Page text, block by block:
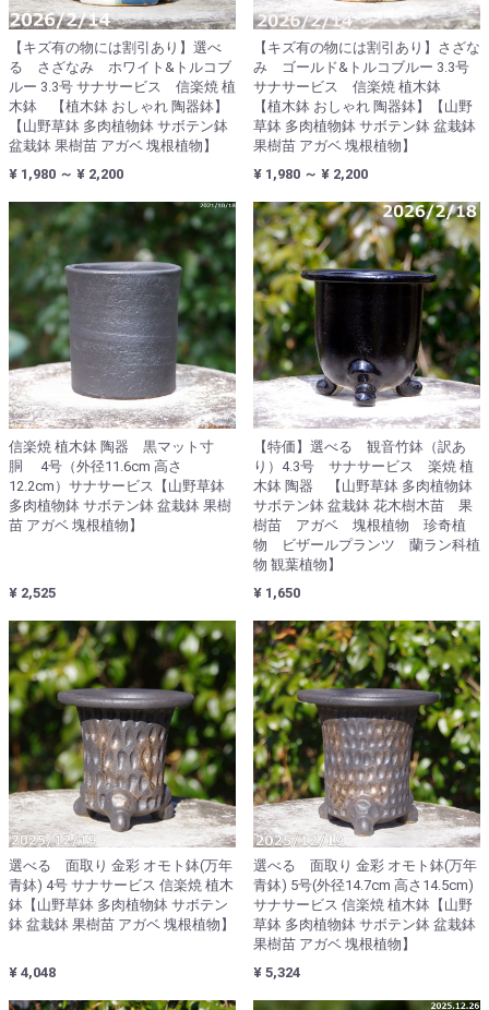
【キズ有の物には割引あり】選べ
る さざなみ ホワイト&トルコブ
ルー 3.3号 サナサービス 信楽焼 植
木鉢 【植木鉢 おしゃれ 陶器鉢】
【山野草鉢 多肉植物鉢 サボテン鉢
盆栽鉢 果樹苗 アガベ 塊根植物】
¥ 1,980 ～ ¥ 2,200
【キズ有の物には割引あり】さざな
み ゴールド&トルコブルー 3.3号
サナサービス 信楽焼 植木鉢
【植木鉢 おしゃれ 陶器鉢】【山野
草鉢 多肉植物鉢 サボテン鉢 盆栽鉢
果樹苗 アガベ 塊根植物】
¥ 1,980 ～ ¥ 2,200
信楽焼 植木鉢 陶器 黒マット寸
胴 4号（外径11.6cm 高さ
12.2cm）サナサービス【山野草鉢
多肉植物鉢 サボテン鉢 盆栽鉢 果樹
苗 アガベ 塊根植物】
¥ 2,525
【特価】選べる 観音竹鉢（訳あ
り）4.3号 サナサービス 楽焼 植
木鉢 陶器 【山野草鉢 多肉植物鉢
サボテン鉢 盆栽鉢 花木樹木苗 果
樹苗 アガベ 塊根植物 珍奇植
物 ビザールプランツ 蘭ラン科植
物 観葉植物】
¥ 1,650
選べる 面取り 金彩 オモト鉢(万年
青鉢) 4号 サナサービス 信楽焼 植木
鉢【山野草鉢 多肉植物鉢 サボテン
鉢 盆栽鉢 果樹苗 アガベ 塊根植物】
¥ 4,048
選べる 面取り 金彩 オモト鉢(万年
青鉢) 5号(外径14.7cm 高さ14.5cm)
サナサービス 信楽焼 植木鉢【山野
草鉢 多肉植物鉢 サボテン鉢 盆栽鉢
果樹苗 アガベ 塊根植物】
¥ 5,324